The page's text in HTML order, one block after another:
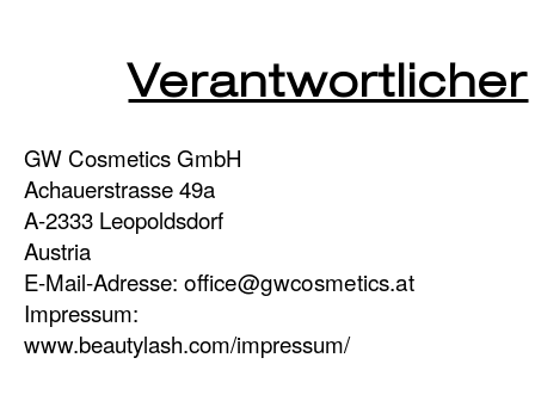
Verantwortlicher
GW Cosmetics GmbH
Achauerstrasse 49a
A-2333 Leopoldsdorf
Austria
E-Mail-Adresse: office@gwcosmetics.at
Impressum:
www.beautylash.com/impressum/